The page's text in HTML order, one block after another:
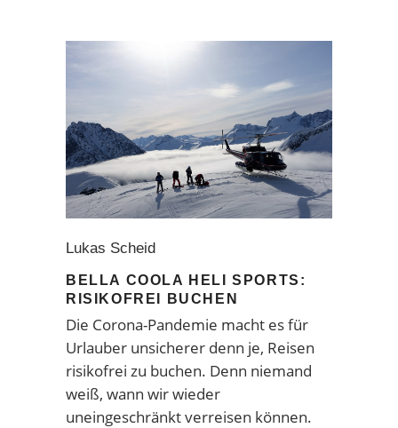
Lukas Scheid
BELLA COOLA HELI SPORTS:
RISIKOFREI BUCHEN
Die Corona-Pandemie macht es für
Urlauber unsicherer denn je, Reisen
risikofrei zu buchen. Denn niemand
weiß, wann wir wieder
uneingeschränkt verreisen können.